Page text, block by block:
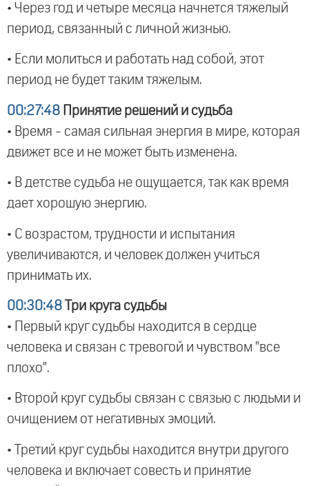
• Через год и четыре месяца начнется тяжелый
период, связанный с личной жизнью.
• Если молиться и работать над собой, этот
период не будет таким тяжелым.
00:27:48 Принятие решений и судьба
• Время - самая сильная энергия в мире, которая
движет все и не может быть изменена.
• В детстве судьба не ощущается, так как время
дает хорошую энергию.
• С возрастом, трудности и испытания
увеличиваются, и человек должен учиться
принимать их.
00:30:48 Три круга судьбы
• Первый круг судьбы находится в сердце
человека и связан с тревогой и чувством "все
плохо".
• Второй круг судьбы связан с связью с людьми и
очищением от негативных эмоций.
• Третий круг судьбы находится внутри другого
человека и включает совесть и принятие